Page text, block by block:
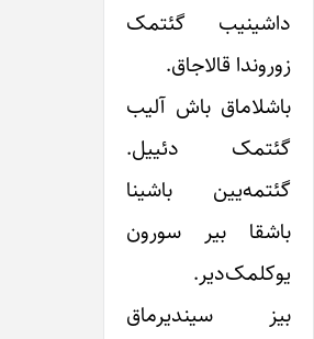
داشینیب گئتمک
زوروندا قالاجاق.
باشلاماق باش آلیب
گئتمک دئییل.
گئتمه‌یین باشینا
باشقا بیر سورون
یوکلمک‌دیر.
بیز سیندیرماق